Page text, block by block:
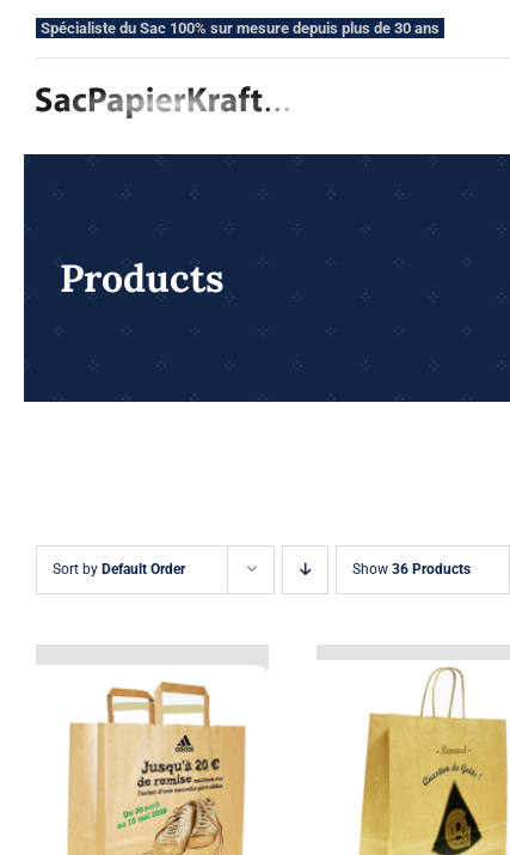
Spécialiste du Sac 100% sur mesure depuis plus de 30 ans
Products
Sort by Default Order Show 36 Products